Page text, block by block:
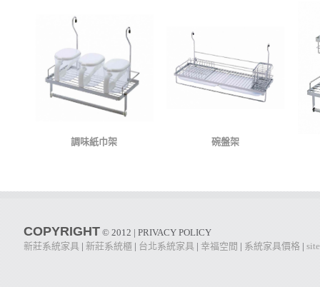
調味紙巾架 碗盤架
COPYRIGHT© 2012 | PRIVACY POLICY
新莊系統家具|新莊系統櫃|台北系統家具|幸福空間|系統家具價格|